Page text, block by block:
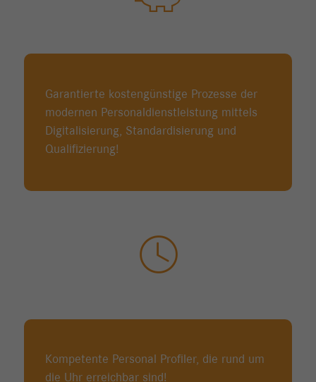
Garantierte kostengünstige Prozesse der
modernen Personaldienstleistung mittels
Digitalisierung, Standardisierung und
Qualifizierung!
Kompetente Personal Profiler, die rund um
die Uhr erreichbar sind!